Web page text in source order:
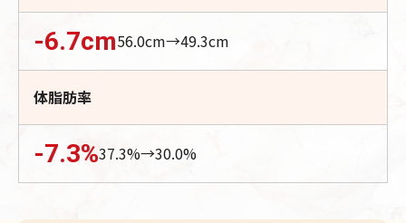
-6.7cm56.0cm→49.3cm
体脂肪率
-7.3%37.3%→30.0%